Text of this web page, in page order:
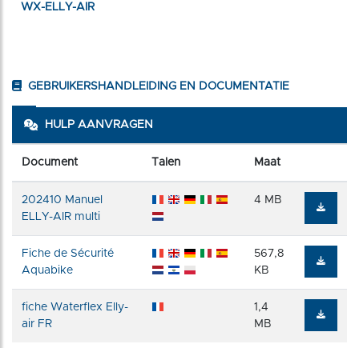
WX-ELLY-AIR
GEBRUIKERSHANDLEIDING EN DOCUMENTATIE
HULP AANVRAGEN
Document Talen Maat
202410 Manuel
ELLY-AIR multi
4 MB
Fiche de Sécurité
Aquabike
567,8
KB
fiche Waterflex Elly-
air FR
1,4
MB